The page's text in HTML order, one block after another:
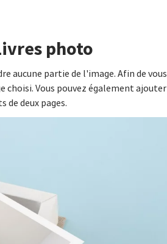
photo
aucune partie de l'image. Afin de vous
choisi. Vous pouvez également ajouter
deux pages.